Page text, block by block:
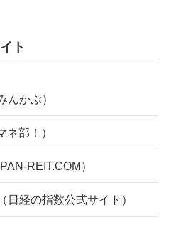
ト
んかぶ）
部！）
REIT.COM）
日経の指数公式サイト）